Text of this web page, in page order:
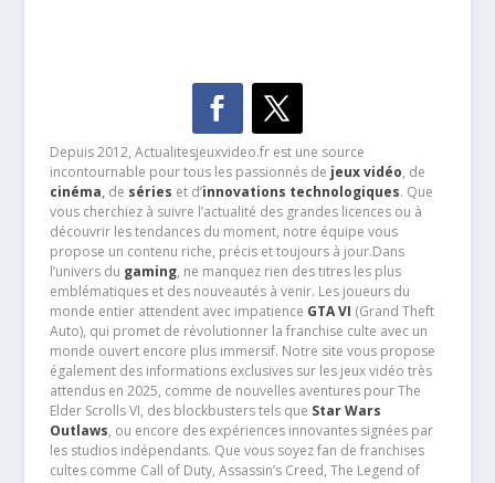
Depuis 2012, Actualitesjeuxvideo.fr est une source
incontournable pour tous les passionnés de jeux vidéo, de
cinéma,de séries et d’innovations technologiques. Que
vous cherchiez à suivre l’actualité des grandes licences ou à
découvrir les tendances du moment, notre équipe vous
propose un contenu riche, précis et toujours à jour.Dans
l’univers du gaming, ne manquez rien des titres les plus
emblématiques et des nouveautés à venir. Les joueurs du
monde entier attendent avec impatience GTA VI (Grand Theft
Auto), qui promet de révolutionner la franchise culte avec un
monde ouvert encore plus immersif. Notre site vous propose
également des informations exclusives sur les jeux vidéo très
attendus en 2025, comme de nouvelles aventures pour The
Elder Scrolls VI, des blockbusters tels que Star Wars
Outlaws, ou encore des expériences innovantes signées par
les studios indépendants. Que vous soyez fan de franchises
cultes comme Call of Duty, Assassin’s Creed, The Legend of